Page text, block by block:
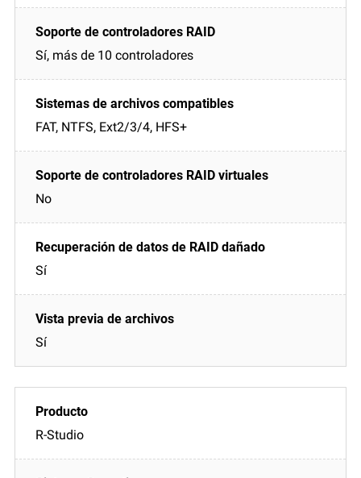
Sí, más de 10 controladores
FAT, NTFS, Ext2/3/4, HFS+
No
Sí
Sí
R-Studio